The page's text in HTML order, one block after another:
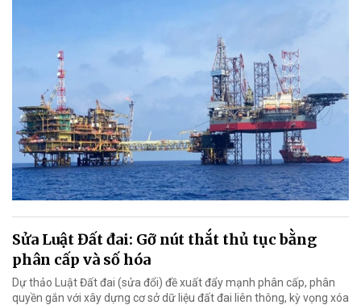
Sửa Luật Đất đai: Gỡ nút thắt thủ tục bằng
phân cấp và số hóa
Dự thảo Luật Đất đai (sửa đổi) đề xuất đẩy mạnh phân cấp, phân
quyền gắn với xây dựng cơ sở dữ liệu đất đai liên thông, kỳ vọng xóa